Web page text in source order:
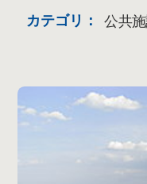
カテゴリ： 公共